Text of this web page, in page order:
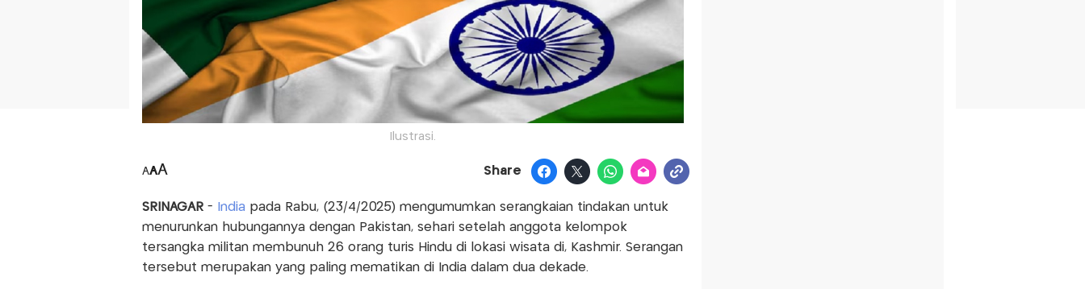
Ilustrasi.
AAA Share
SRINAGAR - India pada Rabu, (23/4/2025) mengumumkan serangkaian tindakan untuk
menurunkan hubungannya dengan Pakistan, sehari setelah anggota kelompok
tersangka militan membunuh 26 orang turis Hindu di lokasi wisata di, Kashmir. Serangan
tersebut merupakan yang paling mematikan di India dalam dua dekade.